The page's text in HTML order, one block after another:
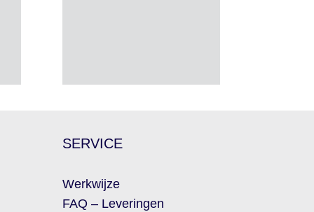
SERVICE
Werkwijze
FAQ – Leveringen